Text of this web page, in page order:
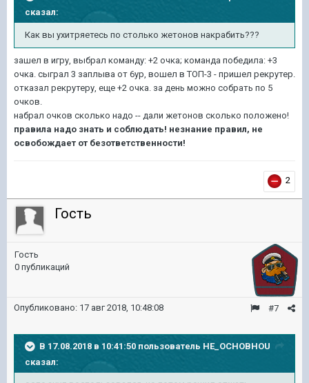
сказал:
Как вы ухитряетесь по столько жетонов накрабить???
зашел в игру, выбрал команду: +2 очка; команда победила: +3
очка. сыграл 3 заплыва от 6ур, вошел в ТОП-3 - пришел рекрутер.
отказал рекрутеру, еще +2 очка. за день можно собрать по 5
очков.
набрал очков сколько надо -- дали жетонов сколько положено!
правила надо знать и соблюдать! незнание правил, не
освобождает от безответственности!
2
Гость
Гость
0 публикаций
#7
Опубликовано: 17 авг 2018, 10:48:08
В 17.08.2018 в 10:41:50 пользователь HE_OCHOBHOU
сказал: